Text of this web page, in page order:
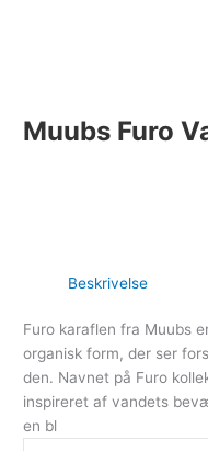
Muubs Furo
Beskrivelse
Furo karaflen fra Muubs
organisk form, der ser
den. Navnet på Furo
inspireret af vandets
en bl